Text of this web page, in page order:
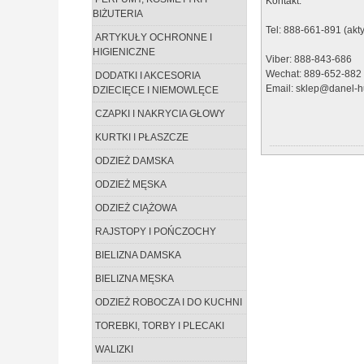
BIŻUTERIA
ARTYKUŁY OCHRONNE I
HIGIENICZNE
DODATKI I AKCESORIA
DZIECIĘCE I NIEMOWLĘCE
CZAPKI I NAKRYCIA GŁOWY
KURTKI I PŁASZCZE
ODZIEŻ DAMSKA
ODZIEŻ MĘSKA
ODZIEŻ CIĄŻOWA
RAJSTOPY I POŃCZOCHY
BIELIZNA DAMSKA
BIELIZNA MĘSKA
ODZIEŻ ROBOCZA I DO KUCHNI
TOREBKI, TORBY I PLECAKI
WALIZKI
Tel: 888-661-891
Viber: 888-843-686
Wechat: 889-652-882
Email: sklep@danel-